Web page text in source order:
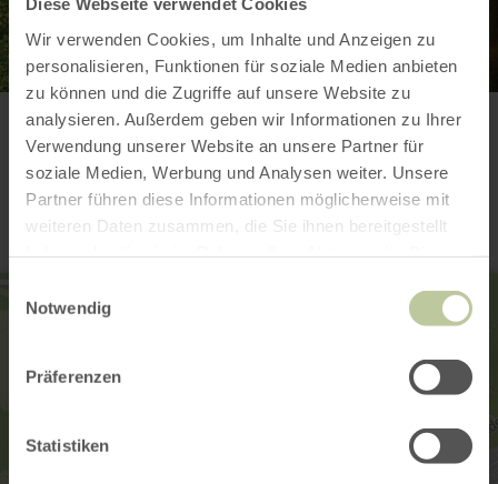
Wir verwenden Cookies, um Inhalte und Anzeigen zu
personalisieren, Funktionen für soziale Medien anbieten
zu können und die Zugriffe auf unsere Website zu
analysieren. Außerdem geben wir Informationen zu Ihrer
Verwendung unserer Website an unsere Partner für
soziale Medien, Werbung und Analysen weiter. Unsere
Partner führen diese Informationen möglicherweise mit
weiteren Daten zusammen, die Sie ihnen bereitgestellt
Notwendig
Präferenzen
Statistiken
Kontakt